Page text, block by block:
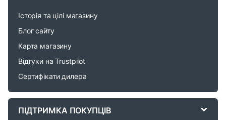
C
Історія та цілі магазину
Блог сайту
Карта магазину
Відгуки на Trustpilot
Сертифікати дилера
ПІДТРИМКА ПОКУПЦІВ